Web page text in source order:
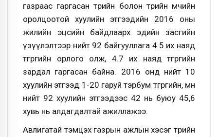
газраас гаргасан төрийн болон төрийн өмчийн
оролцоотой хуулийн этгээдийн 2016 оны
жилийн эцсийн байдлаарх эдийн засгийн
үзүүлэлтээр нийт 92 байгууллага 4.5 их наяд
төгрөгийн орлого олж, 4.7 их наяд төгрөгийн
зардал гаргасан байна. 2016 онд нийт 10
хуулийн этгээд 1-20 гаруй тэрбум төгрөгийн, мөн
нийт 92 хуулийн этгээдээс 42 нь буюу 45,6
хувь нь алдагдалтай ажиллажээ.
Авлигатай тэмцэх газрын ажлын хэсэг төрийн